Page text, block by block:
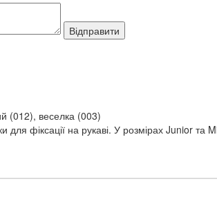
Відправити
(012), веселка (003)
для фіксації на рукаві. У розмірах Junior та